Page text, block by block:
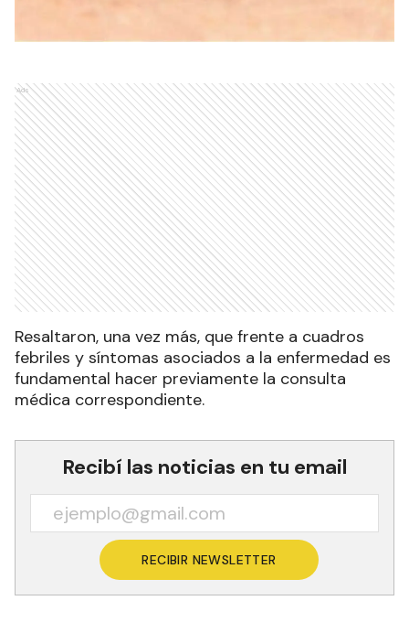
Ads
Resaltaron, una vez más, que frente a cuadros
febriles y síntomas asociados a la enfermedad es
fundamental hacer previamente la consulta
médica correspondiente.
Recibí las noticias en tu email
RECIBIR NEWSLETTER